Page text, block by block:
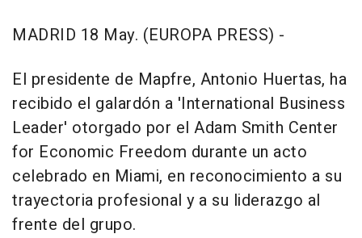
MADRID 18 May. (EUROPA PRESS) -
El presidente de Mapfre, Antonio Huertas, ha
recibido el galardón a 'International Business
Leader' otorgado por el Adam Smith Center
for Economic Freedom durante un acto
celebrado en Miami, en reconocimiento a su
trayectoria profesional y a su liderazgo al
frente del grupo.